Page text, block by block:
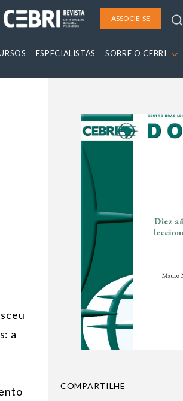
ASSOCIE-SE
ESPECIALISTAS SOBRE O CEBRI
a
COMPARTILHE